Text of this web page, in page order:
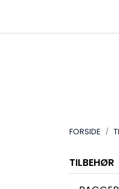
OM
FORSIDE
TILBEHØR